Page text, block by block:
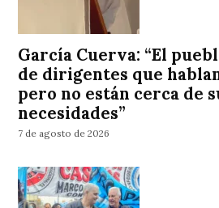
García Cuerva: “El
de dirigentes que
pero no están cerca de
necesidades”
7 de agosto de 2026